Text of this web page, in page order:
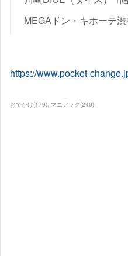
MEGAドン・キホーテ
https://www.pocket-
おでかけ(179) マニアック(240)